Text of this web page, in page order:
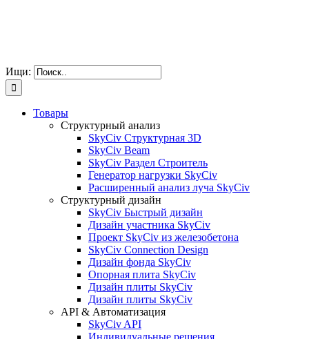
Ищи:
Товары
Структурный анализ
SkyCiv Структурная 3D
SkyCiv Beam
SkyCiv Раздел Строитель
Генератор нагрузки SkyCiv
Расширенный анализ луча SkyCiv
Структурный дизайн
SkyCiv Быстрый дизайн
Дизайн участника SkyCiv
Проект SkyCiv из железобетона
SkyCiv Connection Design
Дизайн фонда SkyCiv
Опорная плита SkyCiv
Дизайн плиты SkyCiv
Дизайн плиты SkyCiv
API & Автоматизация
SkyCiv API
Индивидуальные решения